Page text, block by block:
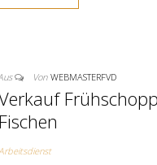
Von WEBMASTERFVD
Fischen